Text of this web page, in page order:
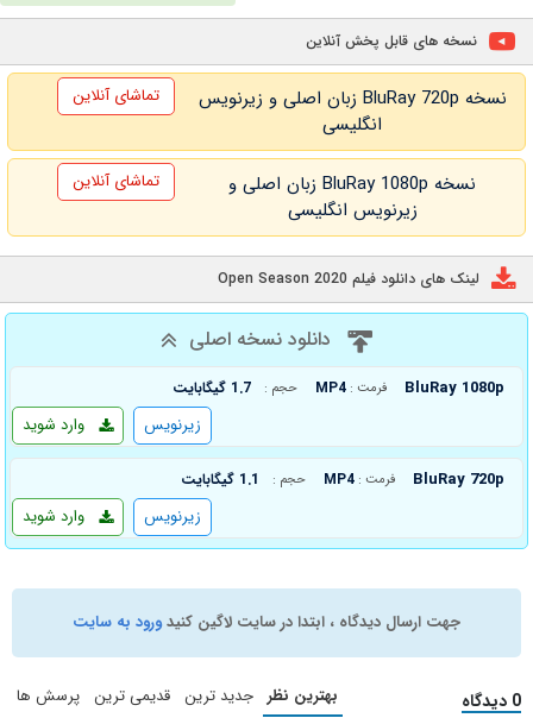
نسخه های قابل پخش آنلاین
نسخه BluRay 720p زبان اصلی و زیرنویس
انگلیسی
تماشای آنلاین
نسخه BluRay 1080p زبان اصلی و
زیرنویس انگلیسی
تماشای آنلاین
لینک های دانلود فیلم Open Season 2020
دانلود نسخه اصلی
BluRay 1080p فرمت : MP4 حجم : 1.7 گیگابایت
وارد شوید زیرنویس
BluRay 720p فرمت : MP4 حجم : 1.1 گیگابایت
وارد شوید زیرنویس
جهت ارسال دیدگاه ، ابتدا در سایت لاگین کنیدورود به سایت
0 دیدگاه بهترین نظر جدید ترین قدیمی ترین پرسش ها